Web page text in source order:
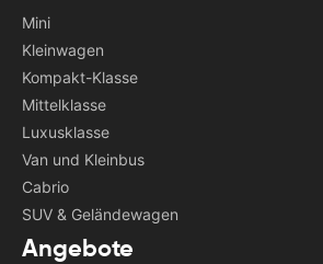
Mini
Kleinwagen
Kompakt-Klasse
Mittelklasse
Luxusklasse
Van und Kleinbus
Cabrio
SUV & Geländewagen
Angebote